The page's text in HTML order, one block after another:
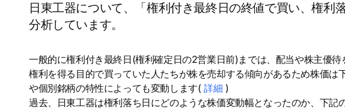
日東工器について、「権利付き最終日の終値で買い、権
分析しています。
一般的に権利付き最終日(権利確定日の2営業日前)までは、配当や株主優
権利を得る目的で買っていた人たちが株を売却する傾向があるため株価
や個別銘柄の特性によっても変動します( 詳細 )
過去、日東工器は権利落ち日にどのような株価変動幅となったのか、下記